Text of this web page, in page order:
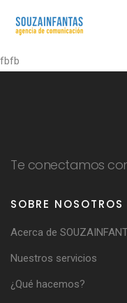
fbfb
Te conectamos
SOBRE NOSOTROS
Acerca de
Nuestros servicios
¿Qué hacemos?